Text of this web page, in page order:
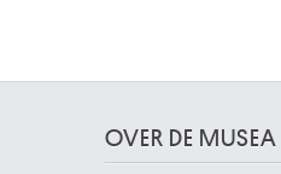
1639
OVER DE MUSEA